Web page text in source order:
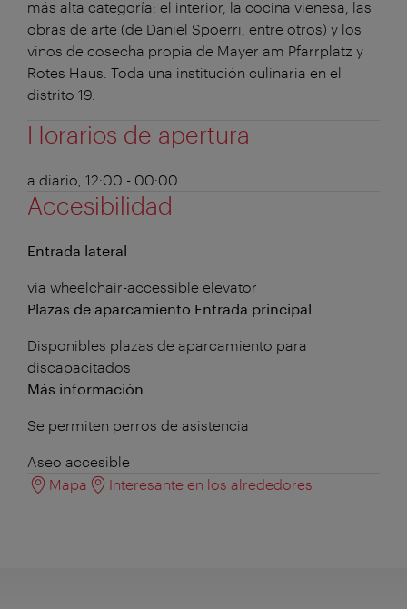
más alta categoría: el interior, la cocina vienesa, las
obras de arte (de Daniel Spoerri, entre otros) y los
vinos de cosecha propia de Mayer am Pfarrplatz y
Rotes Haus. Toda una institución culinaria en el
distrito 19.
Horarios de apertura
a diario, 12:00 - 00:00
Accesibilidad
Entrada lateral
via wheelchair-accessible elevator
Plazas de aparcamiento Entrada principal
Disponibles plazas de aparcamiento para
discapacitados
Más información
Se permiten perros de asistencia
Aseo accesible
Mapa
Interesante en los alrededores